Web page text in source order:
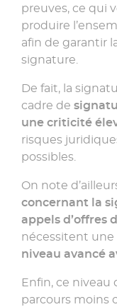
preuves, ce qui
produire
afin de garantir
signature.
De fait, la
cadre de
une criticité
risques
possibles.
On note
concernant la
appels d’offres
nécessitent une
niveau avancé
Enfin, ce
parcours moins